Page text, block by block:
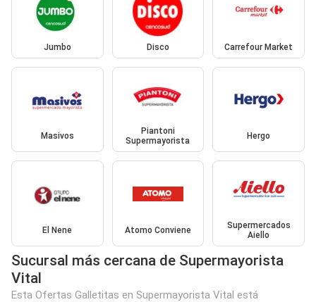
Jumbo Disco Carrefour Market
Masivos
Piantoni
Supermayorista
Hergo
El Nene Atomo Conviene
Supermercados
Aiello
Sucursal más cercana de Supermayorista
Vital
Esta Ofertas Galletitas en Supermayorista Vital está